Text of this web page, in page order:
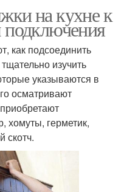
на кухне к
как подсоединить
изучить
указываются в
осматривают
хомуты, герметик,
скотч.